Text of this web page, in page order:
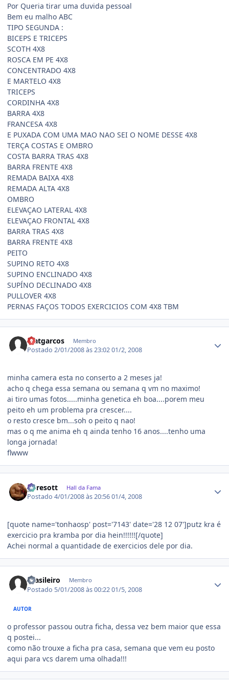
Por Queria tirar uma duvida pessoal
Bem eu malho ABC
TIPO SEGUNDA :
BICEPS E TRICEPS
SCOTH 4X8
ROSCA EM PE 4X8
CONCENTRADO 4X8
E MARTELO 4X8
TRICEPS
CORDINHA 4X8
BARRA 4X8
FRANCESA 4X8
E PUXADA COM UMA MAO NAO SEI O NOME DESSE 4X8
TERÇA COSTAS E OMBRO
COSTA BARRA TRAS 4X8
BARRA FRENTE 4X8
REMADA BAIXA 4X8
REMADA ALTA 4X8
OMBRO
ELEVAÇAO LATERAL 4X8
ELEVAÇAO FRONTAL 4X8
BARRA TRAS 4X8
BARRA FRENTE 4X8
PEITO
SUPINO RETO 4X8
SUPINO ENCLINADO 4X8
SUPÍNO DECLINADO 4X8
PULLOVER 4X8
PERNAS FAÇOS TODOS EXERCICIOS COM 4X8 TBM
Matgarcos Membro
Postado2/01/2008 às 23:0201/2, 2008
minha camera esta no conserto a 2 meses ja!
acho q chega essa semana ou semana q vm no maximo!
ai tiro umas fotos.....minha genetica eh boa....porem meu
peito eh um problema pra crescer....
o resto cresce bm...soh o peito q nao!
mas o q me anima eh q ainda tenho 16 anos....tenho uma
longa jornada!
flwww
gpresott Hall da Fama
Postado4/01/2008 às 20:5601/4, 2008
[quote name='tonhaosp' post='7143' date='28 12 07']putz kra é
exercicio pra kramba por dia hein!!!!!![/quote]
Achei normal a quantidade de exercicios dele por dia.
Brasileiro Membro
Postado 5/01/2008 às 00:2201/5, 2008
AUTOR
o professor passou outra ficha, dessa vez bem maior que essa
q postei...
como não trouxe a ficha pra casa, semana que vem eu posto
aqui para vcs darem uma olhada!!!